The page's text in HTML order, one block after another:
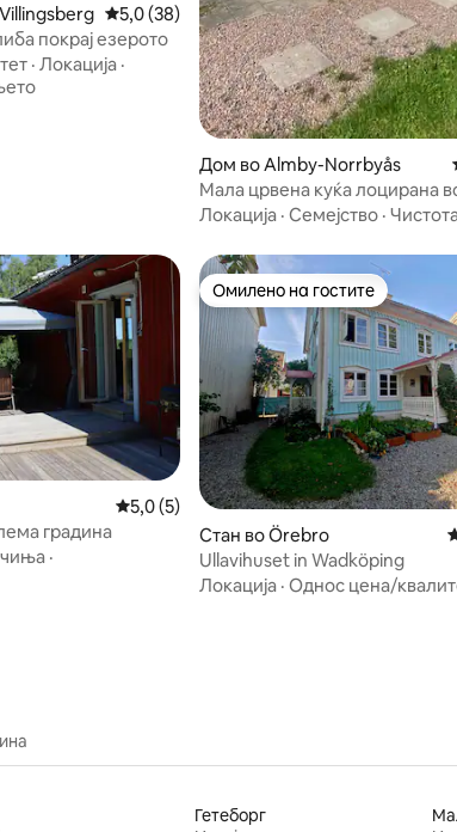
Просечна оцена: 5,0 од 5, 38 рецензии
5,0 (38)
покрај езерото
· Локација ·
Дом во Almby-Norrbyås
Мала црвена куќа лоцирана
центарот на Оребро
Локација · Семејство ·
Просечна оцена: 5,0 од 5, 5 рецензии
5,0 (5)
градина
·
Омилено на гостите
Омилено на гостите
Стан во Örebro
Ullavihuset in Wadköping
Локација · Однос цена/
Гетеборг